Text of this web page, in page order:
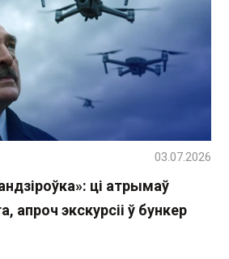
ці атрымаў
апроч экскурсіі ў бункер
03.07.2026